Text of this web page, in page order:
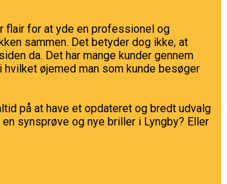
flair for at yde en professionel og
sammen. Det betyder dog ikke, at
da. Det har mange kunder gennem
øjemed man som kunde besøger
på at have et opdateret og bredt udvalg
synsprøve og nye briller i Lyngby? Eller